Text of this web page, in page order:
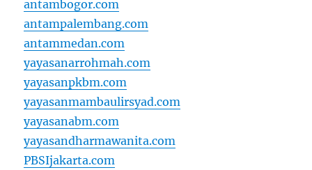
antambogor.com
antampalembang.com
antammedan.com
yayasanarrohmah.com
yayasanpkbm.com
yayasanmambaulirsyad.com
yayasanabm.com
yayasandharmawanita.com
PBSIjakarta.com